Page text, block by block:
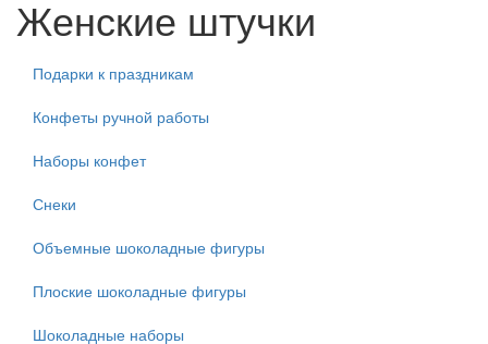
Женские штучки
Подарки к праздникам
Конфеты ручной работы
Наборы конфет
Снеки
Объемные шоколадные фигуры
Плоские шоколадные фигуры
Шоколадные наборы